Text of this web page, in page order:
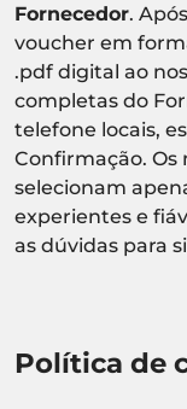
Fornecedor.
voucher em
.pdf digital ao
completas do
telefone locais,
Confirmação. Os
selecionam
experientes e
as dúvidas para
Política de